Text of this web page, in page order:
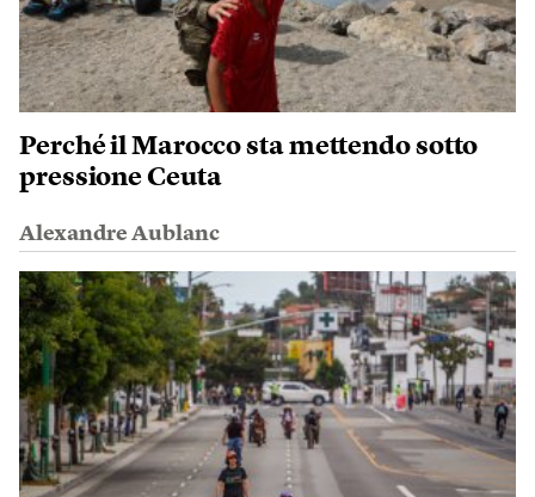
Perché il Marocco sta mettendo sotto
pressione Ceuta
Alexandre Aublanc